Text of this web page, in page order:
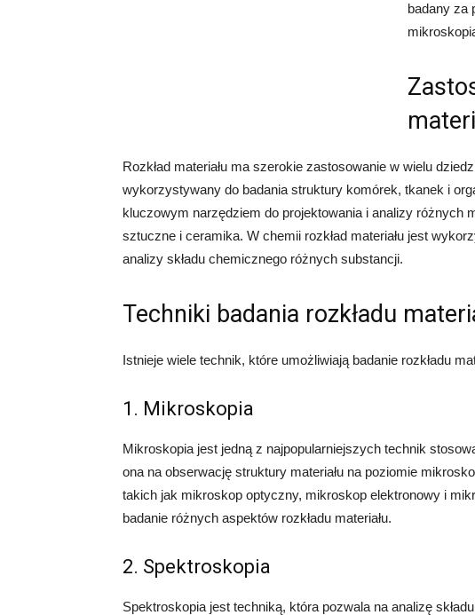
badany za
Rozkład materiału ma szerokie zastosowanie w wielu
wykorzystywany do badania struktury komórek, tkanek i
kluczowym narzędziem do projektowania i analizy różnych
sztuczne i ceramika. W chemii rozkład materiału jest
analizy składu chemicznego różnych substancji.
Techniki badania rozkładu
Istnieje wiele technik, które umożliwiają badanie rozkładu
1. Mikroskopia
Mikroskopia jest jedną z najpopularniejszych technik
ona na obserwację struktury materiału na poziomie
takich jak mikroskop optyczny, mikroskop elektronowy i
badanie różnych aspektów rozkładu materiału.
2. Spektroskopia
Spektroskopia jest techniką, która pozwala na analizę